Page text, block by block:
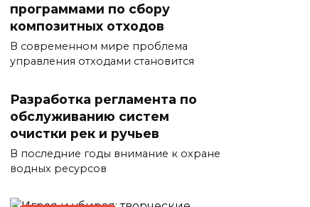
программами по сбору
композитных отходов
В современном мире проблема
управления отходами становится
Разработка регламента по
обслуживанию систем
очистки рек и ручьев
В последние годы внимание к охране
водных ресурсов